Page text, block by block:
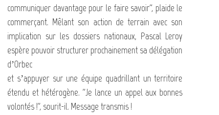
communiquer davantage pour le faire savoir", plaide le
commerçant. Mêlant son action de terrain avec son
implication sur les dossiers nationaux, Pascal Leroy
espère pouvoir structurer prochainement sa délégation
d’Orbec
et s’appuyer sur une équipe quadrillant un territoire
étendu et hétérogène. "Je lance un appel aux bonnes
volontés !", sourit-il. Message transmis !